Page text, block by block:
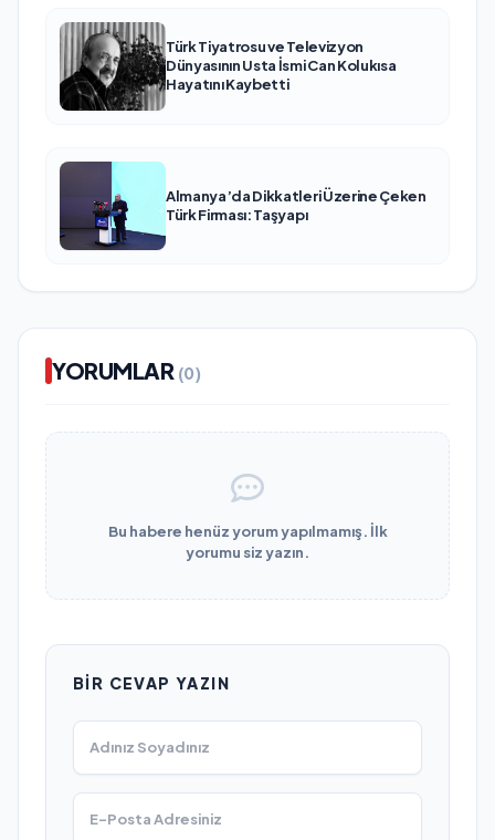
Türk Tiyatrosu ve Televizyon
Dünyasının Usta İsmi Can Kolukısa
Hayatını Kaybetti
Almanya’da Dikkatleri Üzerine Çeken
Türk Firması: Taşyapı
YORUMLAR (0)
Bu habere henüz yorum yapılmamış. İlk
yorumu siz yazın.
BIR CEVAP YAZIN